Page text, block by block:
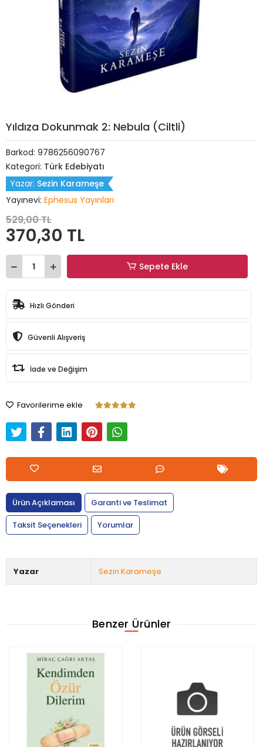
Yıldıza Dokunmak 2: Nebula (Ciltli)
Barkod: 9786256090767
Kategori: Türk Edebiyatı
Yazar: Sezin Karameşe
Yayınevi: Ephesus Yayınları
529,00 TL
370,30 TL
Sepete Ekle
Hızlı Gönderi
Güvenli Alışveriş
İade ve Değişim
Favorilerime ekle
Ürün Açıklaması
Garanti ve Teslimat
Taksit Seçenekleri
Yorumlar
Yazar Sezin Karameşe
Benzer Ürünler